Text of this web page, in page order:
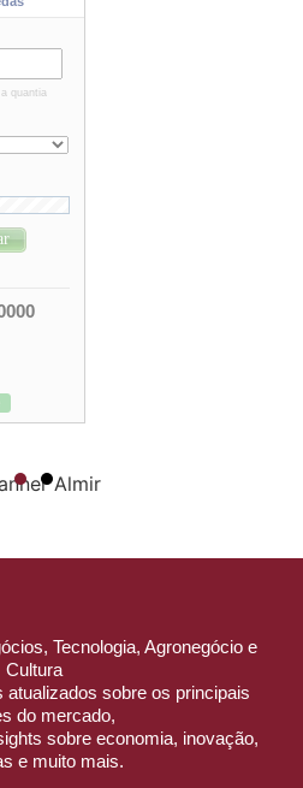
Tecnologia, Agronegócio e
Cultura
sobre os principais
do mercado,
sobre economia, inovação,
e muito mais.